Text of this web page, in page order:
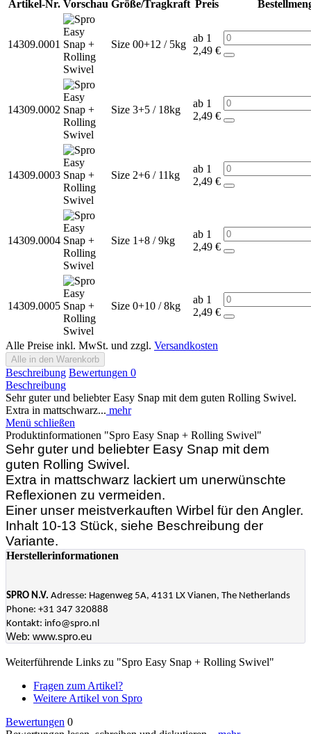
Artikel-Nr. Vorschau Größe/Tragkraft Preis
14309.0001 Size 00+12 / 5kg
ab 1
2,49 €
14309.0002 Size 3+5 / 18kg
ab 1
2,49 €
14309.0003 Size 2+6 / 11kg
ab 1
2,49 €
14309.0004 Size 1+8 / 9kg
ab 1
2,49 €
14309.0005 Size 0+10 / 8kg
ab 1
2,49 €
Alle Preise inkl. MwSt. und zzgl. Versandkosten
Alle in den Warenkorb
Beschreibung Bewertungen 0
Beschreibung
Sehr guter und beliebter Easy Snap mit dem guten Rolling Swivel.
Extra in mattschwarz... mehr
Menü schließen
Produktinformationen "Spro Easy Snap + Rolling Swivel"
Sehr guter und beliebter Easy Snap mit dem
guten Rolling Swivel.
Extra in mattschwarz lackiert um unerwünschte
Reflexionen zu vermeiden.
Einer unser meistverkauften Wirbel für den Angler.
Inhalt 10-13 Stück, siehe Beschreibung der
Variante.
Herstellerinformationen
SPRO N.V. Adresse: Hagenweg 5A, 4131 LX Vianen, The Netherlands
Phone: +31 347 320888
Kontakt: info@spro.nl
Web: www.spro.eu
Weiterführende Links zu "Spro Easy Snap + Rolling Swivel"
Fragen zum Artikel?
Weitere Artikel von Spro
Bewertungen 0